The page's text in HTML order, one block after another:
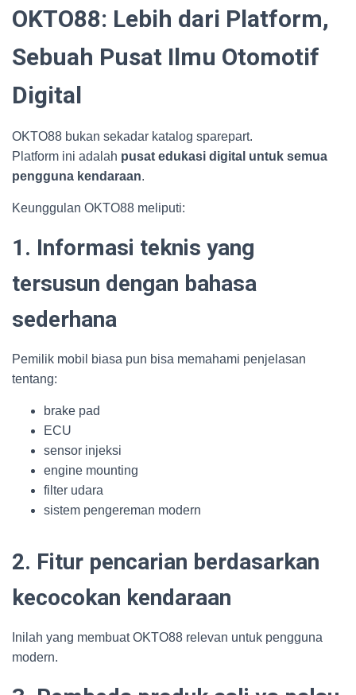
OKTO88: Lebih dari Platform,
Sebuah Pusat Ilmu Otomotif
Digital
OKTO88 bukan sekadar katalog sparepart.
Platform ini adalah pusat edukasi digital untuk semua
pengguna kendaraan.
Keunggulan OKTO88 meliputi:
1. Informasi teknis yang
tersusun dengan bahasa
sederhana
Pemilik mobil biasa pun bisa memahami penjelasan
tentang:
brake pad
ECU
sensor injeksi
engine mounting
filter udara
sistem pengereman modern
2. Fitur pencarian berdasarkan
kecocokan kendaraan
Inilah yang membuat OKTO88 relevan untuk pengguna
modern.